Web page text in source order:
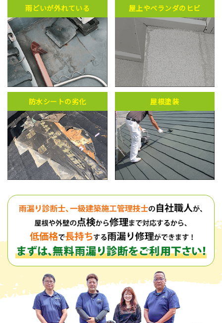
雨どいが外れている 屋上やベランダのヒビ
防水シートの劣化 屋根塗装